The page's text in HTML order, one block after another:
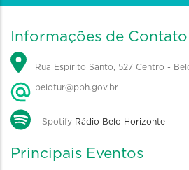
Informações de Contato
Rua Espírito Santo, 527 Centro -
belotur@pbh.gov.br
Spotify Rádio Belo Horizonte
Principais Eventos